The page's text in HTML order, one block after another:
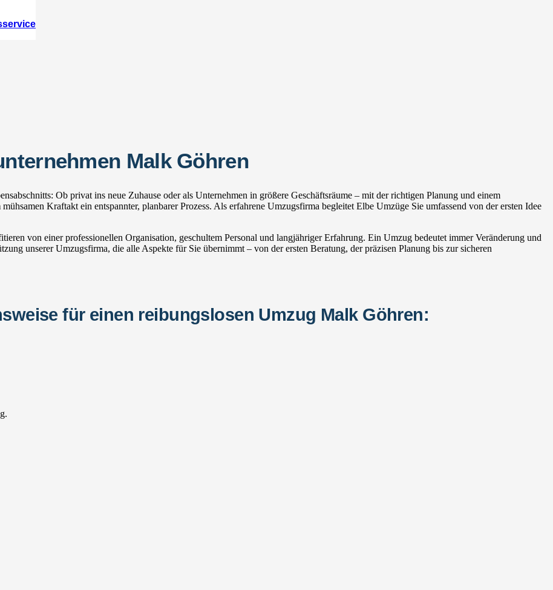
Malk Göhren
Ob privat ins neue Zuhause oder als Unternehmen in größere Geschäftsräume – mit der richtigen Planung und einem
Kraftakt ein entspannter, planbarer Prozess. Als erfahrene Umzugsfirma begleitet Elbe Umzüge Sie umfassend von der ersten Idee
von einer professionellen Organisation, geschultem Personal und langjähriger Erfahrung. Ein Umzug bedeutet immer Veränderung und
unserer Umzugsfirma, die alle Aspekte für Sie übernimmt – von der ersten Beratung, der präzisen Planung bis zur sicheren
für einen reibungslosen Umzug Malk Göhren: